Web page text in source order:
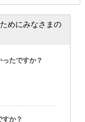
めにみなさまの
たですか？
か？